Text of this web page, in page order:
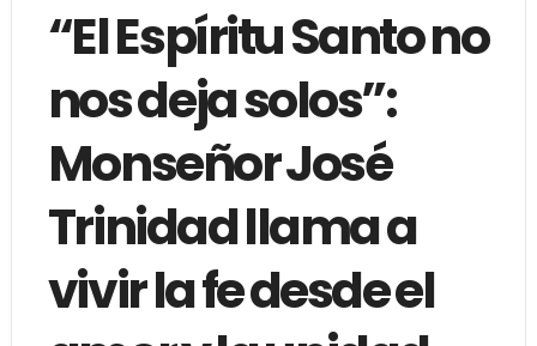
“El Espíritu Santo no
nos deja solos”:
Monseñor José
Trinidad llama a
vivir la fe desde el